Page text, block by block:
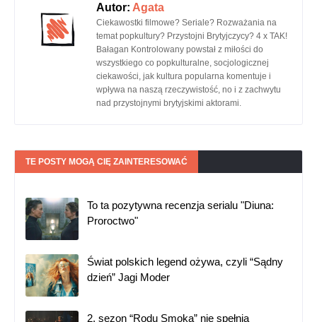
Autor: Agata
Ciekawostki filmowe? Seriale? Rozważania na
temat popkultury? Przystojni Brytyjczycy? 4 x TAK!
Bałagan Kontrolowany powstał z miłości do
wszystkiego co popkulturalne, socjologicznej
ciekawości, jak kultura popularna komentuje i
wpływa na naszą rzeczywistość, no i z zachwytu
nad przystojnymi brytyjskimi aktorami.
TE POSTY MOGĄ CIĘ ZAINTERESOWAĆ
To ta pozytywna recenzja serialu "Diuna:
Proroctwo"
Świat polskich legend ożywa, czyli “Sądny
dzień” Jagi Moder
2. sezon “Rodu Smoka” nie spełnia